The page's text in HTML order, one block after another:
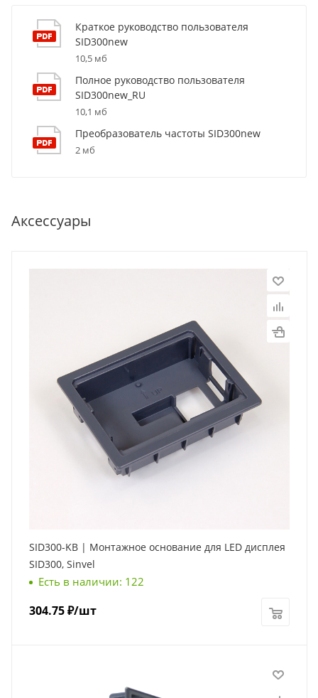
Краткое руководство пользователя
SID300new
10,5 мб
Полное руководство пользователя
SID300new_RU
10,1 мб
Преобразователь частоты SID300new
2 мб
Аксессуары
SID300-KB | Монтажное основание для LED дисплея
SID300, Sinvel
Есть в наличии: 122
304.75₽/шт